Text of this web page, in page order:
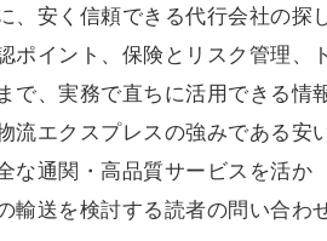
、安く信頼できる代行会社の探
ポイント、保険とリスク管理、
で、実務で直ちに活用できる情
流エクスプレスの強みである安
な通関・高品質サービスを活か
輸送を検討する読者の問い合わ